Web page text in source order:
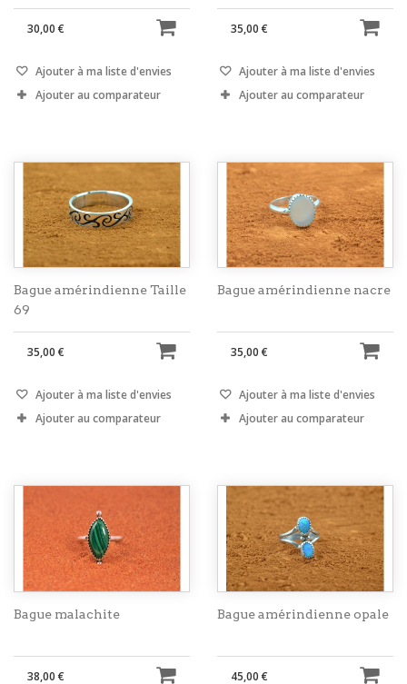
30,00 €
Ajouter à ma liste d'envies
Ajouter au comparateur
35,00 €
Ajouter à ma liste d'envies
Ajouter au comparateur
Bague amérindienne Taille
69
35,00 €
Ajouter à ma liste d'envies
Ajouter au comparateur
Bague amérindienne nacre
35,00 €
Ajouter à ma liste d'envies
Ajouter au comparateur
Bague malachite
38,00 €
Bague amérindienne opale
45,00 €